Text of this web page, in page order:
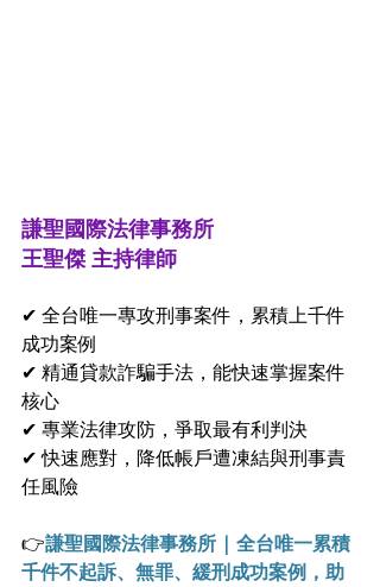
謙聖國際法律事務所
王聖傑 主持律師
✔ 全台唯一專攻刑事案件，累積上千件
成功案例
✔ 精通貸款詐騙手法，能快速掌握案件
核心
✔ 專業法律攻防，爭取最有利判決
✔ 快速應對，降低帳戶遭凍結與刑事責
任風險
👉謙聖國際法律事務所 | 全台唯一累積
千件不起訴、無罪、緩刑成功案例，助